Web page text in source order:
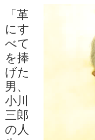
コードバンとは
CORDOVAN
新喜皮革について
製造工程
PROCESS
歴史
HISTORY
「革
にす
べて
を捧
げた
男、
小川
三郎
の人